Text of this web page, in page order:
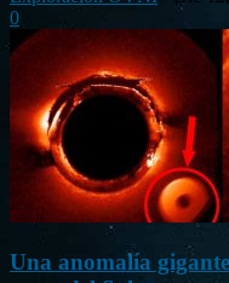
0
Una anomalía